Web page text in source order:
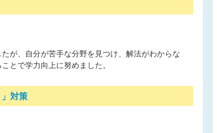
が、自分が苦手な分野を見つけ、解法がわからな
とで学力向上に努めました。
対策